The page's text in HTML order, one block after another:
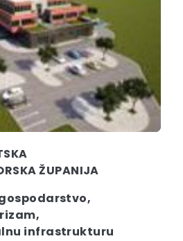
ŽUPANIJA
infrastrukturu